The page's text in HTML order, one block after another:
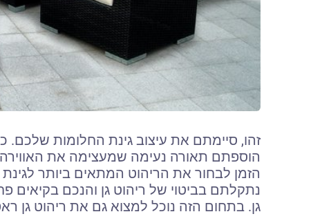
זהו, סיימתם את עיצוב גינת החלומות
הוספתם תאורה נעימה שמעצימה את האווירה
הזמן לבחור את הריהוט המתאים ביותר
נתקלתם בביטוי של ריהוט גן והנכם בקיאים
גן. בתחום הזה נוכל למצוא גם את ריהוט גן